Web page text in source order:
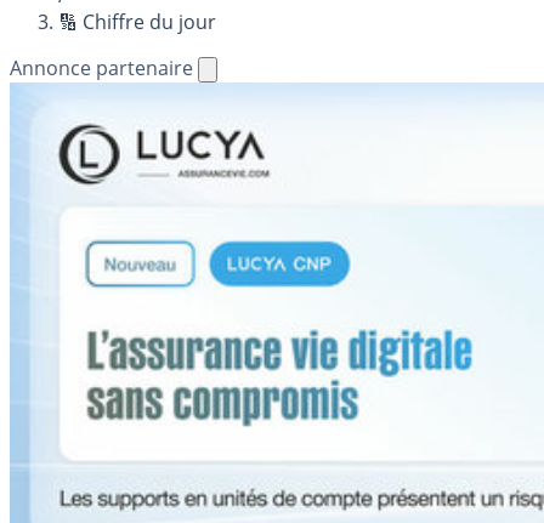
🔢 Chiffre du jour
Annonce partenaire